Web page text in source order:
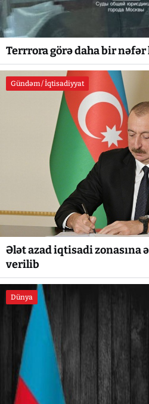
Terrrora görə daha bir nəfər
Gündəm / İqtisadiyyat
Ələt azad iqtisadi zonasına
verilib
Dünya